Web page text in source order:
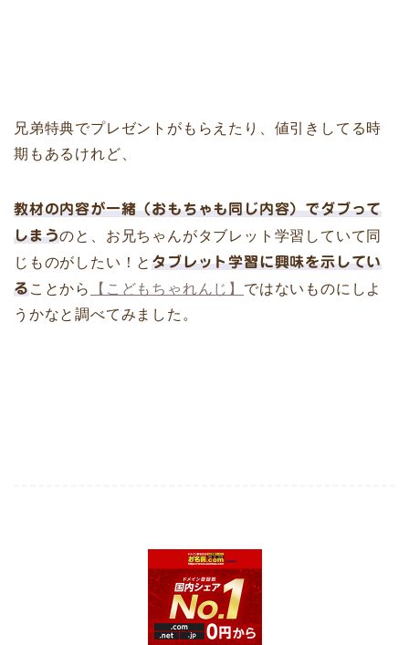
兄弟特典でプレゼントがもらえたり、値引きしてる時
期もあるけれど、
教材の内容が一緒（おもちゃも同じ内容）でダブって
しまうのと、お兄ちゃんがタブレット学習していて同
じものがしたい！と タブレット学習に興味を示してい
る ことから 【こどもちゃれんじ】 ではないものにしよ
うかなと調べてみました。